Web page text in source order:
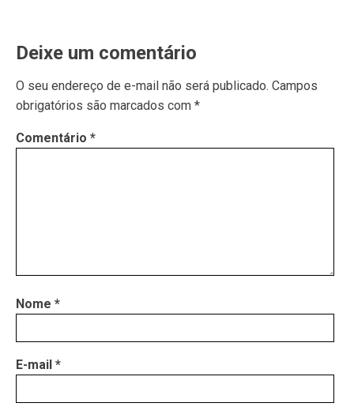
Deixe um comentário
O seu endereço de e-mail não será publicado. Campos
obrigatórios são marcados com *
Comentário *
Nome *
E-mail *